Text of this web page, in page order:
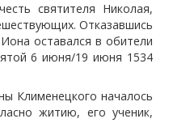
святителя Николая,
Отказавшись
оставался в обители
6 июня/19 июня 1534
Клименецкого началось
житию, его ученик,